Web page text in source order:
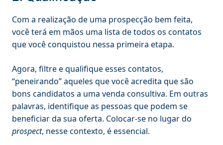
Com a realização de uma prospecção bem feita,
você terá em mãos uma lista de todos os contatos
que você conquistou nessa primeira etapa.
Agora, filtre e qualifique esses contatos,
“peneirando” aqueles que você acredita que são
bons candidatos a uma venda consultiva. Em outras
palavras, identifique as pessoas que podem se
beneficiar da sua oferta. Colocar-se no lugar do
prospect, nesse contexto, é essencial.